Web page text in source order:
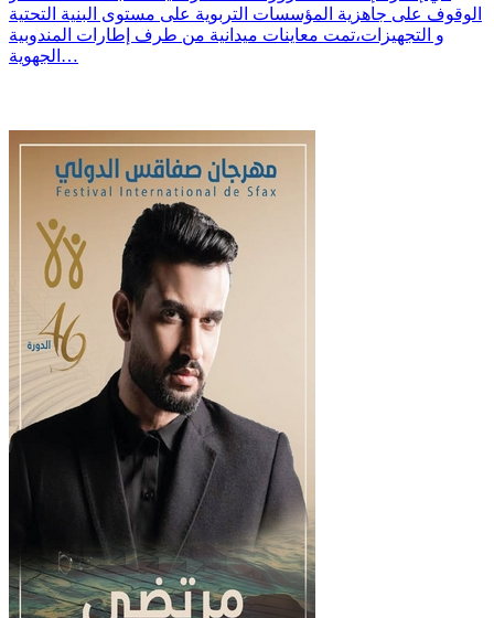
الوقوف على جاهزية المؤسسات التربوية على مستوى البنية التحتية
و التجهيزات،تمت معاينات ميدانية من طرف إطارات المندوبية
الجهوية…